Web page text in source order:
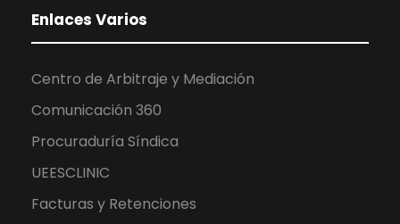
Enlaces Varios
Centro de Arbitraje y Mediación
Comunicación 360
Procuraduría Síndica
UEESCLINIC
Facturas y Retenciones